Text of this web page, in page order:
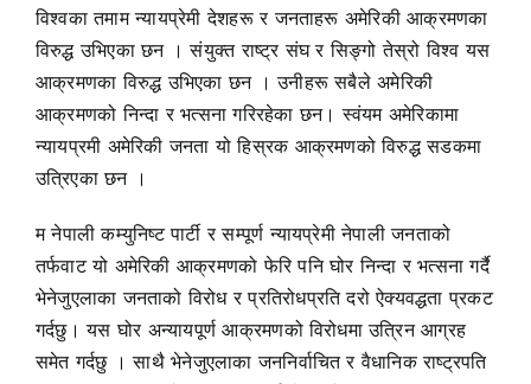
विश्वका तमाम न्यायप्रेमी देशहरू र जनताहरू अमेरिकी आक्रमणका
विरुद्ध उभिएका छन । संयुक्त राष्ट्र संघ र सिङ्गो तेस्रो विश्व यस
आक्रमणका विरुद्ध उभिएका छन । उनीहरू सबैले अमेरिकी
आक्रमणको निन्दा र भत्सना गरिरहेका छन। स्वंयम अमेरिकामा
न्यायप्रमी अमेरिकी जनता यो हिस्रक आक्रमणको विरुद्ध सडकमा
उत्रिएका छन ।
म नेपाली कम्युनिष्ट पार्टी र सम्पूर्ण न्यायप्रेमी नेपाली जनताको
तर्फवाट यो अमेरिकी आक्रमणको फेरि पनि घोर निन्दा र भत्सना गर्दै
भेनेजुएलाका जनताको विरोध र प्रतिरोधप्रति दरो ऐक्यवद्धता प्रकट
गर्दछु। यस घोर अन्यायपूर्ण आक्रमणको विरोधमा उत्रिन आग्रह
समेत गर्दछु । साथै भेनेजुएलाका जननिर्वाचित र वैधानिक राष्ट्रपति